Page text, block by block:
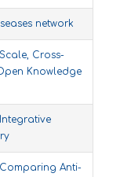
network
Cross-
Knowledge
Anti-